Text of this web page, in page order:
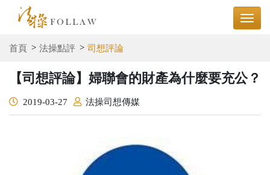
首頁 法操點評 司想評論
【司想評論】婦聯會的財產為什麼要充公？
2019-03-27 法操司想傳媒